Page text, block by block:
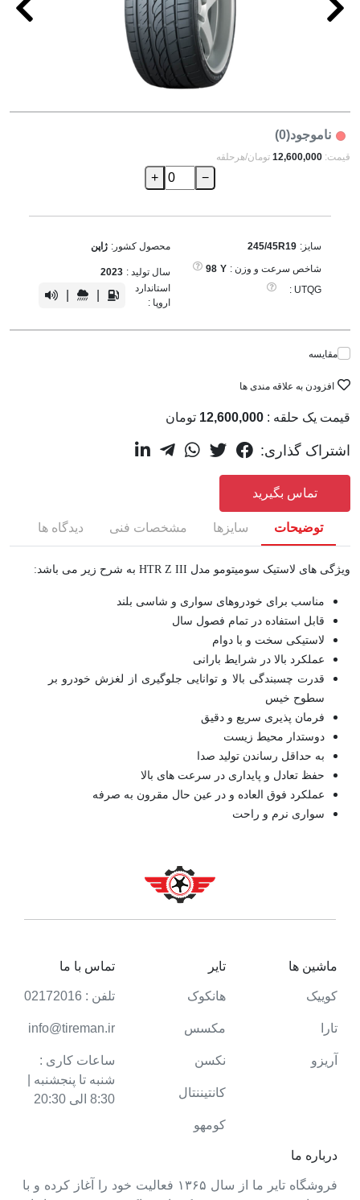
ناموجود(0)
قیمت: 12,600,000 تومان/هرحلقه
−
+
سایز: 245/45R19
شاخص سرعت و وزن : Y
98
UTQG :
محصول کشور: ژاپن
سال تولید : 2023
استاندارد
اروپا :
مقایسه
افزودن به علاقه مندی ها
قیمت یک حلقه : 12,600,000 تومان
اشتراک گذاری:
تماس بگیرید
توضیحات سایزها مشخصات فنی دیدگاه ها
ویژگی های لاستیک سومیتومو مدل HTR Z III به شرح زیر می باشد:
مناسب برای خودروهای سواری و شاسی بلند
قابل استفاده در تمام فصول سال
لاستیکی سخت و با دوام
عملکرد بالا در شرایط بارانی
قدرت چسبندگی بالا و توانایی جلوگیری از لغزش خودرو بر
سطوح خیس
فرمان پذیری سریع و دقیق
دوستدار محیط زیست
به حداقل رساندن تولید صدا
حفظ تعادل و پایداری در سرعت های بالا
عملکرد فوق العاده و در عین حال مقرون به صرفه
سواری نرم و راحت
درباره ما
فروشگاه تایر ما از سال ۱۳۶۵ فعالیت خود را آغاز کرده و با
ماشین ها
کوییک
تارا
آریزو
تایر
هانکوک
مکسس
نکسن
کانتیننتال
کومهو
تماس با ما
تلفن : 02172016
info@tireman.ir
ساعات کاری :
شنبه تا پنجشنبه |
8:30 الی 20:30